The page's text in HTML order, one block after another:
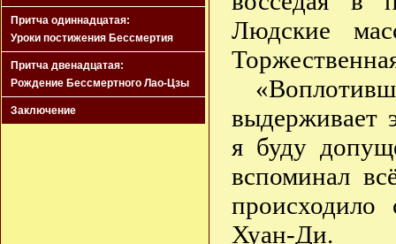
Притча одиннадцатая:
Уроки постижения Бессмертия
Притча двенадцатая:
Рождение Бессмертного Лао-Цзы
Заключение
Людские
выдерживает
я буду
вспоминал
Хуан-Ди.